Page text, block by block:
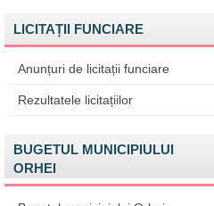
LICITAȚII FUNCIARE
Anunțuri de licitații funciare
Rezultatele licitațiilor
BUGETUL MUNICIPIULUI
ORHEI